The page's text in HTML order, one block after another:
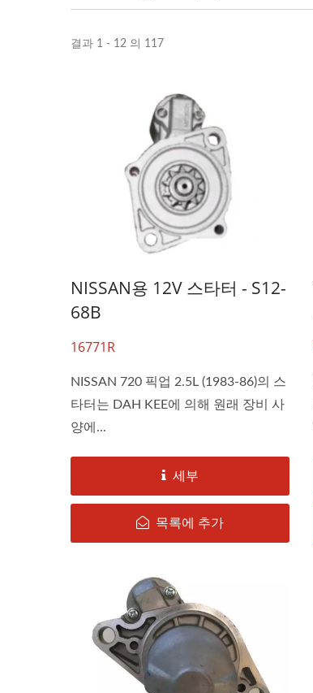
결과 1 - 12 의 117
NISSAN용 12V 스타터 - S12-
68B
16771R
NISSAN 720 픽업 2.5L (1983-86)의 스
타터는 DAH KEE에 의해 원래 장비 사
양에...
세부
목록에 추가